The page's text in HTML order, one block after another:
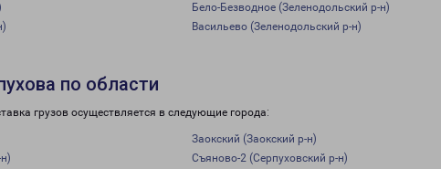
Бело-Безводное (Зеленодольский р-н)
Васильево (Зеленодольский р-н)
по области
грузов осуществляется в следующие города:
Заокский (Заокский р-н)
Съяново-2 (Серпуховский р-н)